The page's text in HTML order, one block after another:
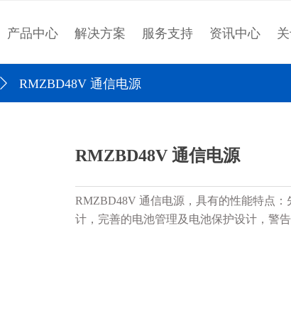
产品中心 解决方案 服务支持 资讯中心
ꄲ RMZBD48V 通信电源
RMZBD48V 通信电源
RMZBD48V 通信电源，具有的性能特点
计，完善的电池管理及电池保护设计，警